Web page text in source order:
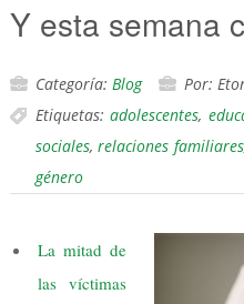
Y esta semana
Categoría: Blog
Por:
Etiquetas:adolescentes,
sociales,relaciones familiares
género
La mitad de
las víctimas